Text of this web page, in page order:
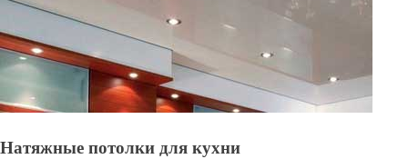
Натяжные потолки для кухни